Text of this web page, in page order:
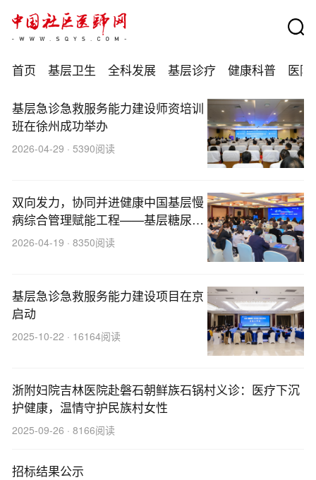
首页 基层卫生 全科发展 基层诊疗 健康科普 医防
基层急诊急救服务能力建设师资培训
班在徐州成功举办
2026-04-29 · 5390阅读
双向发力，协同并进健康中国基层慢
病综合管理赋能工程——基层糖尿病
管理能力双提升项目启动会在京召开
2026-04-19 · 8350阅读
基层急诊急救服务能力建设项目在京
启动
2025-10-22 · 16164阅读
浙附妇院吉林医院赴磐石朝鲜族石锅村义诊：医疗下沉
护健康，温情守护民族村女性
2025-09-26 · 8166阅读
招标结果公示